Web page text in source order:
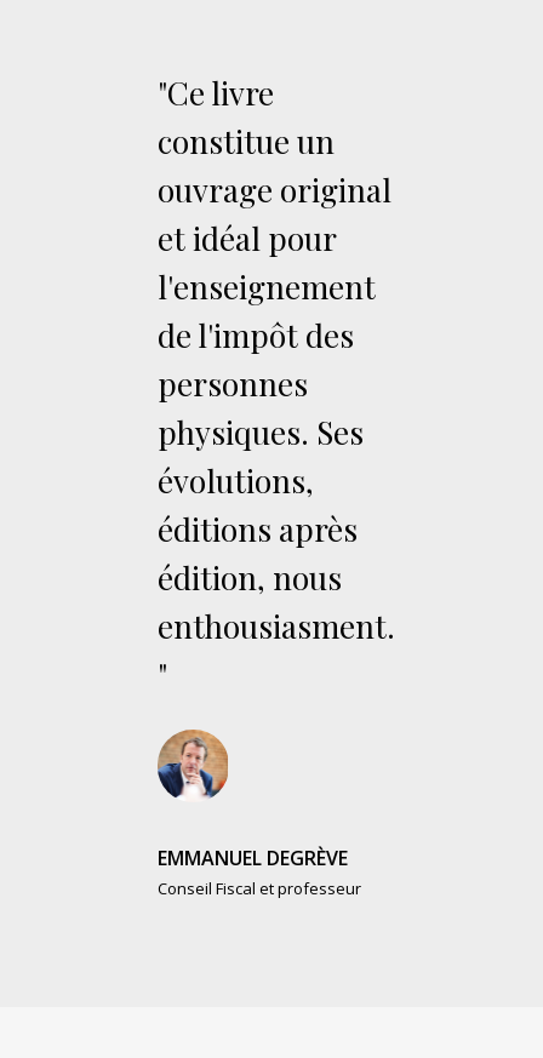
"Ce livre
constitue un
ouvrage original
et idéal pour
l'enseignement
de l'impôt des
personnes
physiques. Ses
évolutions,
éditions après
édition, nous
enthousiasment.
"
EMMANUEL DEGRÈVE
Conseil Fiscal et professeur